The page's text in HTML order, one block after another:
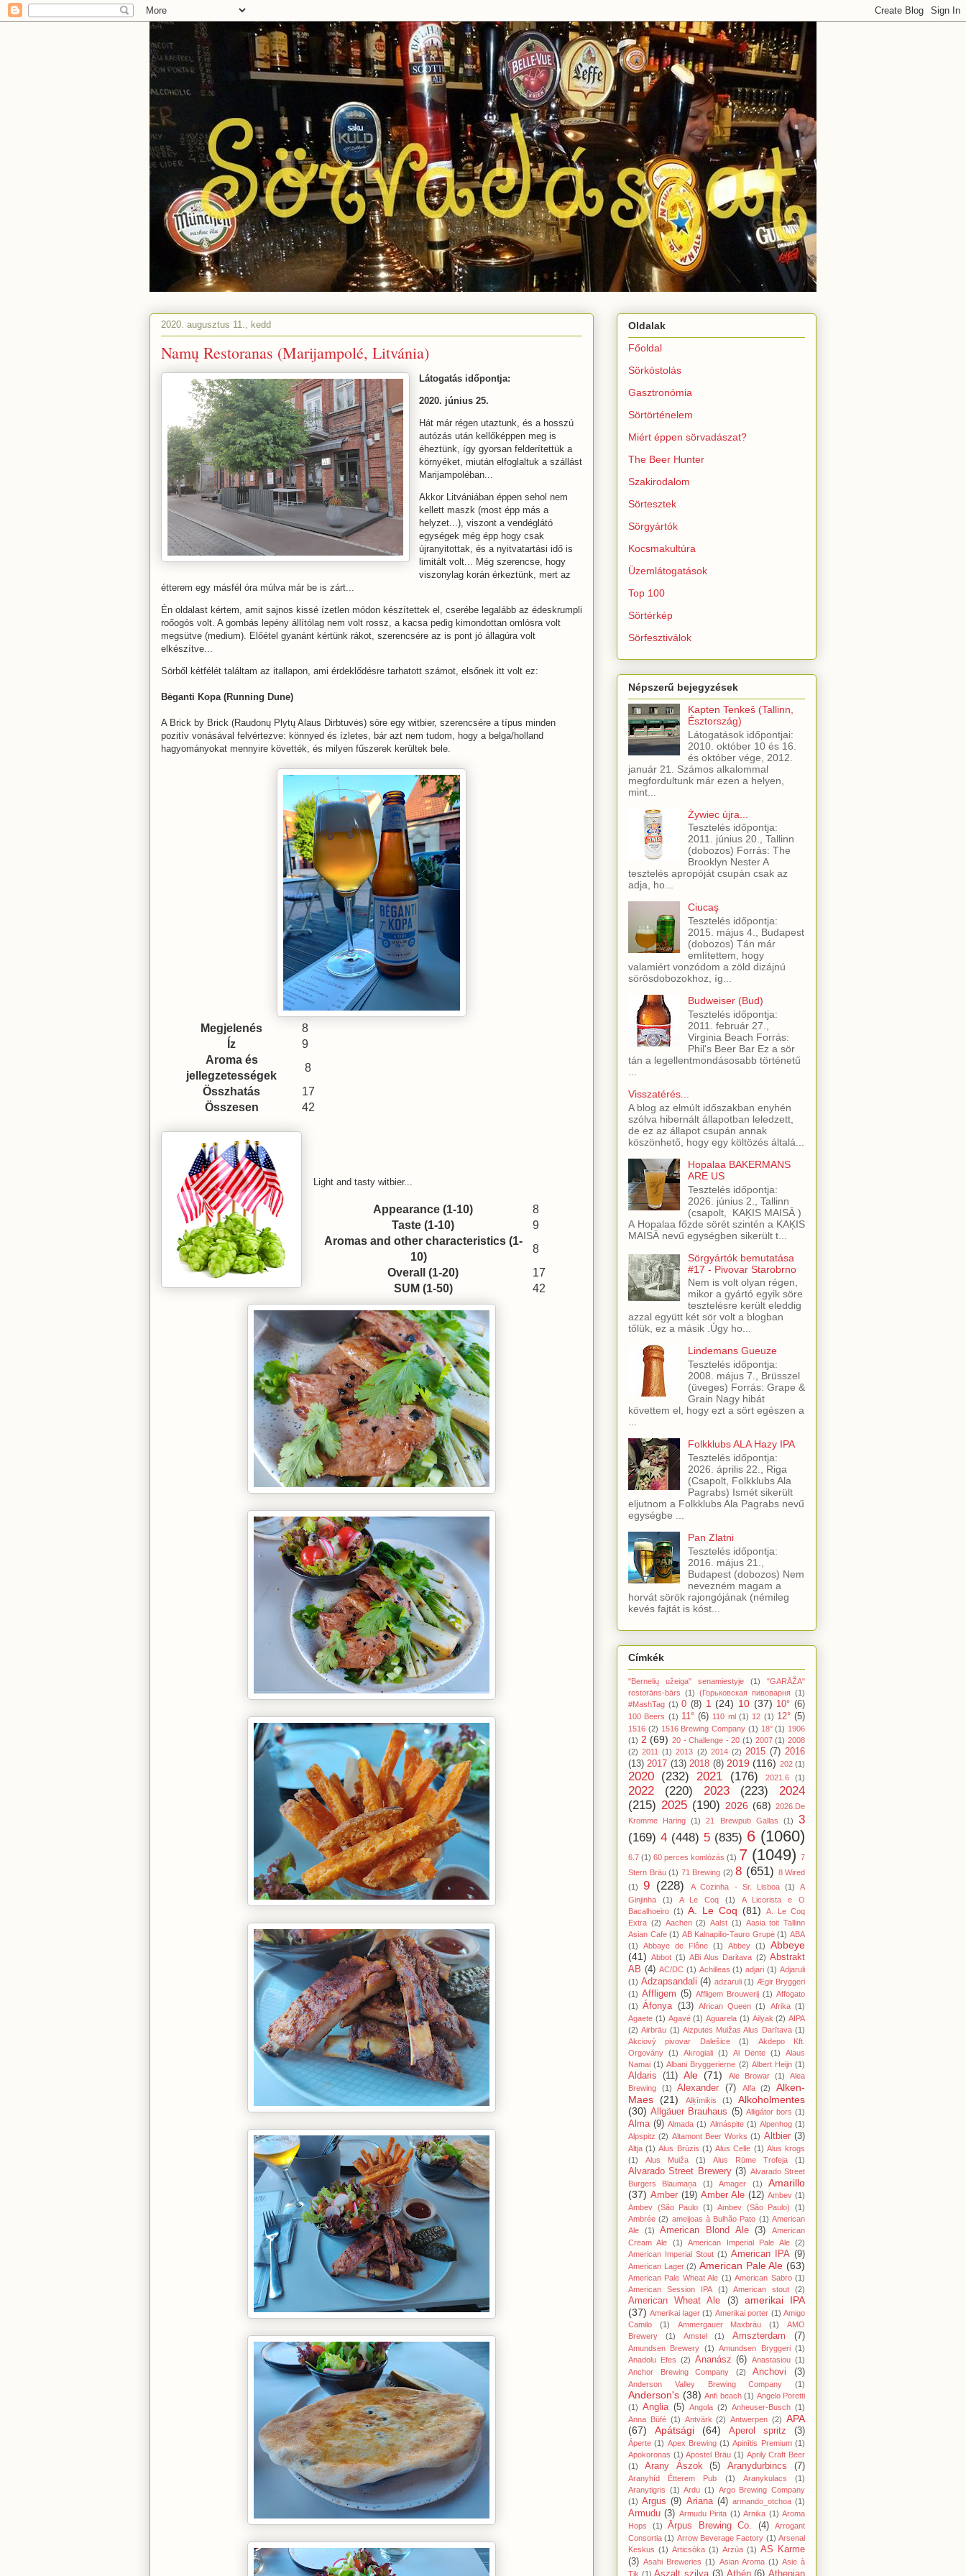
2020. augusztus 11., kedd
Namų Restoranas (Marijampolé, Litvánia)
Látogatás időpontja:
2020. június 25.
Hát már régen utaztunk, és a hosszú
autózás után kellőképpen meg is
éheztünk, így gyorsan felderítettük a
környéket, miután elfoglaltuk a szállást
Marijampoléban...
Akkor Litvániában éppen sehol nem
kellett maszk (most épp más a
helyzet...), viszont a vendéglátó
egységek még épp hogy csak
újranyitottak, és a nyitvatartási idő is
limitált volt... Még szerencse, hogy
viszonylag korán érkeztünk, mert az
étterem egy másfél óra múlva már be is zárt...
Én oldalast kértem, amit sajnos kissé ízetlen módon készítettek el, cserébe legalább az édeskrumpli
roőogós volt. A gombás lepény állítólag nem volt rossz, a kacsa pedig kimondottan omlósra volt
megsütve (medium). Előétel gyanánt kértünk rákot, szerencsére az is pont jó állagúra volt
elkészítve...
Sörből kétfélét találtam az itallapon, ami érdeklődésre tarhatott számot, elsőnek itt volt ez:
Bėganti Kopa (Running Dune)
A Brick by Brick (Raudonų Plytų Alaus Dirbtuvės) söre egy witbier, szerencsére a típus minden
pozitív vonásával felvértezve: könnyed és ízletes, bár azt nem tudom, hogy a belga/holland
hagyományokat mennyire követték, és milyen fűszerek kerültek bele.
Megjelenés
8
Íz
9
Aroma és
jellegzetességek
8
Összhatás
17
Összesen
42
Light and tasty witbier...
Appearance (1-10)
8
Taste (1-10)
9
Aromas and other characteristics (1-
10)
8
Overall (1-20)
17
SUM (1-50)
42
Oldalak
Főoldal
Sörkóstolás
Gasztronómia
Sörtörténelem
Miért éppen sörvadászat?
The Beer Hunter
Szakirodalom
Sörtesztek
Sörgyártók
Kocsmakultúra
Üzemlátogatások
Top 100
Sörtérkép
Sörfesztiválok
Népszerű bejegyzések
Kapten Tenkeš (Tallinn,
Észtország)
Látogatások időpontjai:
2010. október 10 és 16.
és október vége, 2012.
január 21. Számos alkalommal
megfordultunk már ezen a helyen,
mint...
Żywiec újra...
Tesztelés időpontja:
2011. június 20., Tallinn
(dobozos) Forrás: The
Brooklyn Nester A
tesztelés apropóját csupán csak az
adja, ho...
Ciucaş
Tesztelés időpontja:
2015. május 4., Budapest
(dobozos) Tán már
említettem, hogy
valamiért vonzódom a zöld dizájnú
sörösdobozokhoz, íg...
Budweiser (Bud)
Tesztelés időpontja:
2011. február 27.,
Virginia Beach Forrás:
Phil's Beer Bar Ez a sör
tán a legellentmondásosabb történetű
Visszatérés...
A blog az elmúlt időszakban enyhén
szólva hibernált állapotban leledzett,
de ez az állapot csupán annak
köszönhető, hogy egy költözés általá...
Hopalaa BAKERMANS
ARE US
Tesztelés időpontja:
2026. június 2., Tallinn
(csapolt, KAĶIS MAISĀ )
A Hopalaa főzde sörét szintén a KAĶIS
MAISĀ nevű egységben sikerült t...
Sörgyártók bemutatása
#17 - Pivovar Starobrno
Nem is volt olyan régen,
mikor a gyártó egyik söre
tesztelésre került eleddig
azzal együtt két sör volt a blogban
tőlük, ez a másik .Úgy ho...
Lindemans Gueuze
Tesztelés időpontja:
2008. május 7., Brüsszel
(üveges) Forrás: Grape &
Grain Nagy hibát
követtem el, hogy ezt a sört egészen a
Folkklubs ALA Hazy IPA
Tesztelés időpontja:
2026. április 22., Riga
(Csapolt, Folkklubs Ala
Pagrabs) Ismét sikerült
eljutnom a Folkklubs Ala Pagrabs nevű
egységbe ...
Pan Zlatni
Tesztelés időpontja:
2016. május 21.,
Budapest (dobozos) Nem
nevezném magam a
horvát sörök rajongójának (némileg
kevés fajtát is kóst...
Címkék
"Bernelių užeiga" senamiestyje (1)
"GARĀŽA"
restorāns-bārs (1) (Горьковская пивоварня (1)
#MashTag (1) 0 (8) 1 (24) 10 (37) 10° (6)
100 Beers (1) 11° (6) 110 ml (1) 12 (1) 12° (5)
1516 (2) 1516 Brewing Company (1) 18° (1) 1906
(1) 2 (69) 20 - Challenge - 20 (1) 2007 (1) 2008
(2) 2011 (1) 2013 (2) 2014 (2) 2015 (7) 2016
(13) 2017 (13) 2018 (8) 2019 (116) 202 (1)
2020 (232) 2021 (176) 2021.6 (1)
2022 (220) 2023 (223)
2024
(215) 2025 (190) 2026 (68) 2026.De
Kromme Haring
(1) 21 Brewpub Gallas (1)
3
(169) 4 (448) 5 (835) 6 (1060)
6.7 (1) 60 perces komlózás (1) 7 (1049) 7
Stern Bräu (1) 71 Brewing (2) 8 (651) 8 Wired
(1)
9 (228) A Cozinha - Sr. Lisboa (1)
A
Ginjinha
(1) A Le Coq (1)
A Licorista e O
Bacalhoeiro (1) A. Le Coq (81)
A. Le Coq
Extra (2) Aachen (2) Aalst (1) Aasia toit Tallinn
Asian Cafe (1) AB Kalnapilio-Tauro Grupė (1) ABA
(1)
Abbaye de Flône (1) Abbey (1)
Abbeye
(41)
Abbot (1) ABi Alus Daritava (2) Abstrakt
AB (4) AC/DC (1) Achilleas (1) adjari (1) Adjaruli
(1) Adzapsandali (4) adzaruli (1) Ægir Bryggeri
(1) Affligem (5) Affligem Brouwerij (1) Affogato
(1)
Áfonya (13) African Queen (1) Afrika (1)
Agaete (1) Agavé (1) Aguarela (1) Ailyak (2) AIPA
(2) Airbräu (1) Aizputes Muižas Alus Darītava (1)
Akciový pivovar Dalešice
(1)
Akdepo Kft.
Orgovány (1) Akrogiali (1) Al Dente (1)
Alaus
Namai (1) Albani Bryggerierne (2) Albert Heijn (1)
Aldaris (11) Ale (71) Ale Browar (1)
Alea
Brewing
(1) Alexander (7) Alfa (2)
Alken-
Maes
(21) Alķīmiķis (1)
Alkoholmentes
(30) Allgäuer Brauhaus (5) Alligátor bors (1)
Alma (9) Almada (1) Almáspite (1) Alpenhog (1)
Alpspitz (2) Altamont Beer Works (1) Altbier (3)
Altja (1) Alus Brūzis (1) Alus Celle (1) Alus krogs
(1)
Alus Muiža (1) Alus Rūme Trofeja (1)
Alvarado Street Brewery (3) Alvarado Street
Burgers Blaumaņa
(1) Amager (1)
Amarillo
(37) Amber (19) Amber Ale (12) Ambev (1)
Ambev (São Paulo (1) Ambev (São Paulo)
(1)
Ambrée (2) ameijoas à Bulhão Pato (1) American
Ale
(1) American Blond Ale (3)
American
Cream Ale
(1) American Imperial Pale Ale
(2)
American Imperial Stout (1) American IPA (9)
American Lager (2) American Pale Ale (63)
American Pale Wheat Ale (1) American Sabro (1)
American Session IPA
(1) American stout (2)
American Wheat Ale (3)
amerikai IPA
(37) Amerikai lager (1) Amerikai porter (1) Amigo
Camilo
(1) Ammergauer Maxbräu (1)
AMO
Brewery
(1) Amstel (1) Amszterdam (7)
Amundsen Brewery (1) Amundsen Bryggeri (1)
Anadolu Efes (2) Ananász (6) Anastasiou (1)
Anchor Brewing Company
(2) Anchovi (3)
Anderson Valley Brewing Company (1)
Anderson's (38) Anfi beach (1) Angelo Poretti
(1) Anglia (5) Angola (2) Anheuser-Busch (1)
Anna Büfé (1) Antvärk (2) Antwerpen (2) APA
(67)
Apátsági (64) Aperol spritz (3)
Áperte (1) Apex Brewing (1) Apinītis Premium (1)
Apokoronas (1) Apostel Bräu (1) Aprily Craft Beer
(1)
Arany Ászok (5) Aranydurbincs (7)
Aranyhíd Étterem Pub (1) Aranykulacs
(1)
Aranytigris (1) Ardu (1) Argo Brewing Company
(1) Argus (9) Ariana (4) armando_otchoa (1)
Armudu (3) Armudu Pirita (1) Arnika (1) Aroma
Hops
(1) Ārpus Brewing Co. (4)
Arrogant
Consortia (1) Arrow Beverage Factory (1) Arsenal
Keskus (1) Articsóka (1) Arzúa (1) AS Karme
(3) Asahi Breweries (1) Asian Aroma (1) Asie à
Tik (1) Aszalt szilva (3) Athén (6) Athenian